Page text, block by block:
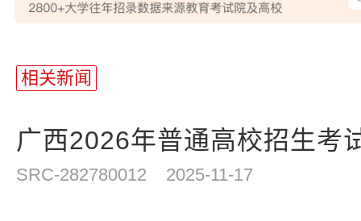
相关新闻
广西2026年普通高校招生考
SRC-282780012 2025-11-17